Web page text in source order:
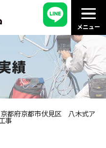
績
都府京都市伏見区 八木式ア
事